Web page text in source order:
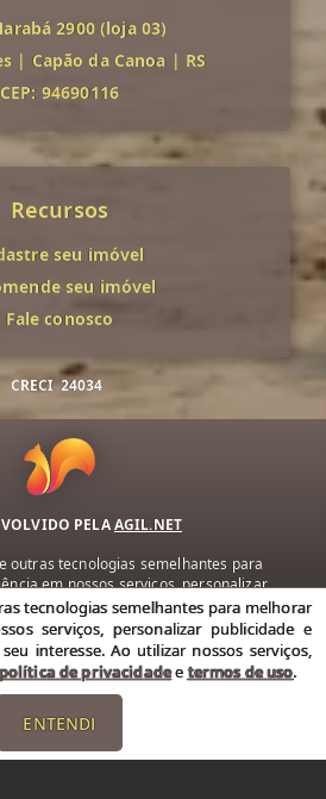
2900 (loja 03)
| Capão da Canoa | RS
CEP: 94690116
Recursos
seu imóvel
seu imóvel
Fale conosco
CRECI 24034
PELAAGIL.NET
outras tecnologias semelhantes para
em nossos serviços, personalizar
conteúdo de seu interesse. Ao utilizar
com nossa política de privacidade e
termos de uso.
Termos de uso
tecnologias semelhantes para melhorar
serviços, personalizar publicidade e
interesse. Ao utilizar nossos serviços,
política de privacidadeetermos de uso.
ENTENDI